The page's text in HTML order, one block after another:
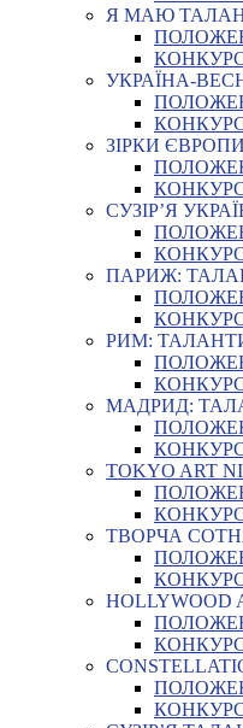
Я МАЮ
УКРАЇНА-
ЗІРКИ ЄВРОПИ
СУЗІР’Я
ПАРИЖ:
РИМ:
МАДРИД:
TOKYO ART
ТВОРЧА
HOLLYWOOD